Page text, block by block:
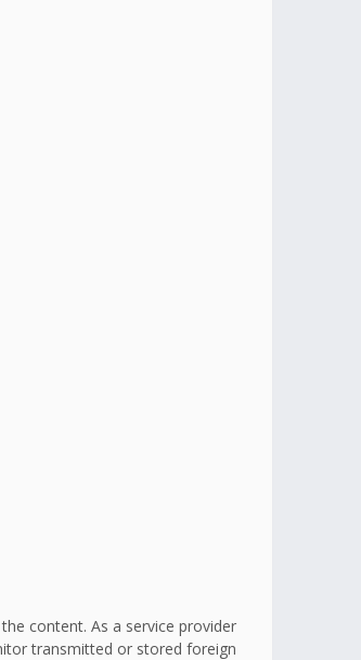
content. As a service provider
transmitted or stored foreign